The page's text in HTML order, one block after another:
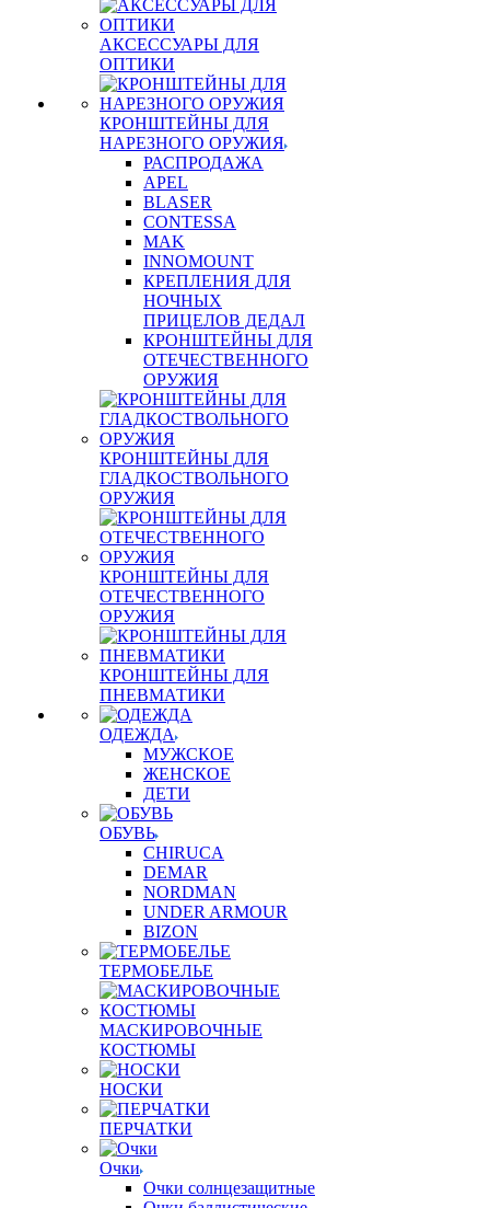
АКСЕССУАРЫ ДЛЯ
ОПТИКИ
КРОНШТЕЙНЫ ДЛЯ
НАРЕЗНОГО ОРУЖИЯ
РАСПРОДАЖА
APEL
BLASER
CONTESSA
MAK
INNOMOUNT
КРЕПЛЕНИЯ ДЛЯ
НОЧНЫХ
ПРИЦЕЛОВ ДЕДАЛ
КРОНШТЕЙНЫ ДЛЯ
ОТЕЧЕСТВЕННОГО
ОРУЖИЯ
КРОНШТЕЙНЫ ДЛЯ
ГЛАДКОСТВОЛЬНОГО
ОРУЖИЯ
КРОНШТЕЙНЫ ДЛЯ
ОТЕЧЕСТВЕННОГО
ОРУЖИЯ
КРОНШТЕЙНЫ ДЛЯ
ПНЕВМАТИКИ
ОДЕЖДА
МУЖСКОЕ
ЖЕНСКОЕ
ДЕТИ
ОБУВЬ
CHIRUCA
DEMAR
NORDMAN
UNDER ARMOUR
BIZON
ТЕРМОБЕЛЬЕ
МАСКИРОВОЧНЫЕ
КОСТЮМЫ
НОСКИ
ПЕРЧАТКИ
Очки
Очки солнцезащитные